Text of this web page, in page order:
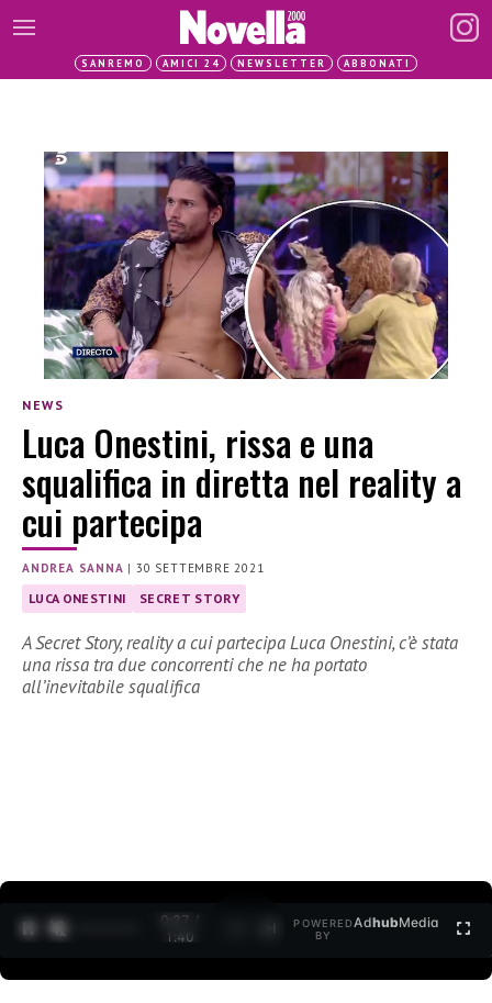
SANREMO AMICI 24 NEWSLETTER ABBONATI
NEWS
Luca Onestini, rissa e una
squalifica in diretta nel reality a
cui partecipa
ANDREA SANNA |30 SETTEMBRE 2021
LUCA ONESTINI SECRET STORY
A Secret Story, reality a cui partecipa Luca Onestini, c’è stata
una rissa tra due concorrenti che ne ha portato
all’inevitabile squalifica
0:27 /
1:40
POWERED
BY
AdhubMedia